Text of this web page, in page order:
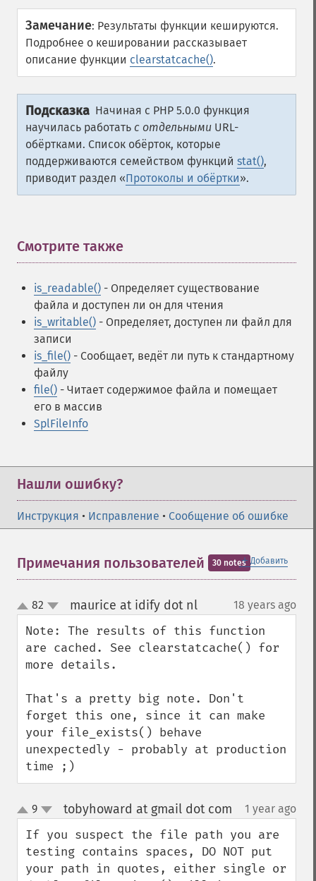
Замечание: Результаты функции кешируются.
Подробнее о кешировании рассказывает
описание функции clearstatcache().
Подсказка Начиная с PHP 5.0.0 функция
научилась работать с отдельными URL-
обёртками. Список обёрток, которые
поддерживаются семейством функций stat(),
приводит раздел «Протоколы и обёртки».
Смотрите также
is_readable() - Определяет существование
файла и доступен ли он для чтения
is_writable() - Определяет, доступен ли файл для
записи
is_file() - Сообщает, ведёт ли путь к стандартному
файлу
file() - Читает содержимое файла и помещает
его в массив
SplFileInfo
Нашли ошибку?
Инструкция • Исправление • Сообщение об ошибке
＋Добавить
Примечания пользователей 30 notes
up
down
82 maurice at idify dot nl¶ 18 years ago
Note: The results of this function
are cached. See clearstatcache() for
more details.
That's a pretty big note. Don't
forget this one, since it can make
your file_exists() behave
unexpectedly - probably at production
time ;)
up
down
9 tobyhoward at gmail dot com 1 year ago
If you suspect the file path you are
testing contains spaces, DO NOT put
your path in quotes, either single or